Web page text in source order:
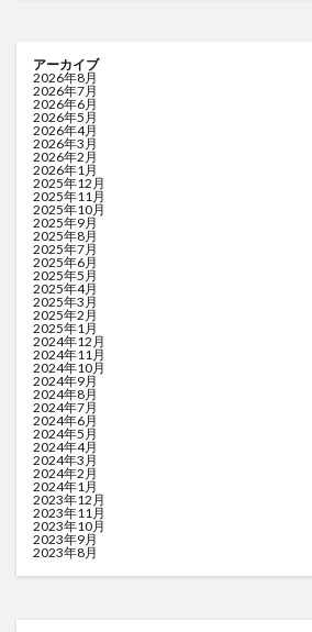
アーカイブ
2026年8月
2026年7月
2026年6月
2026年5月
2026年4月
2026年3月
2026年2月
2026年1月
2025年12月
2025年11月
2025年10月
2025年9月
2025年8月
2025年7月
2025年6月
2025年5月
2025年4月
2025年3月
2025年2月
2025年1月
2024年12月
2024年11月
2024年10月
2024年9月
2024年8月
2024年7月
2024年6月
2024年5月
2024年4月
2024年3月
2024年2月
2024年1月
2023年12月
2023年11月
2023年10月
2023年9月
2023年8月